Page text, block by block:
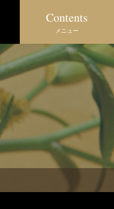
Contents
メニュー